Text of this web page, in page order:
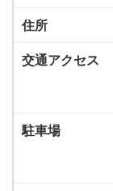
住所
交通アクセス
駐車場